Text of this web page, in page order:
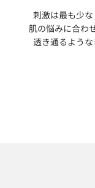
刺激は最も少
肌の悩みに合わ
透き通るような